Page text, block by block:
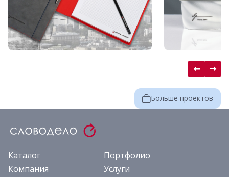
Больше проектов
Каталог
Портфолио
Компания
Услуги